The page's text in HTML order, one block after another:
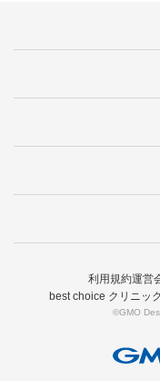
利用規約運営
best choice クリニッ
©GMO